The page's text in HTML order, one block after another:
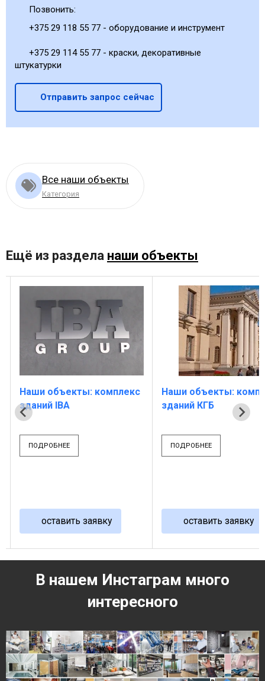
Позвонить:
+375 29 118 55 77 - оборудование и инструмент
+375 29 114 55 77 - краски, декоративные
штукатурки
Отправить запрос сейчас
Все наши объекты
Категория
Ещё из раздела наши объекты
Наши объекты: комплекс
зданий IBA
ПОДРОБНЕЕ
оставить заявку
Наши объекты:
зданий КГБ
ПОДРОБНЕЕ
оставить заявку
В нашем Инстаграм много
интересного